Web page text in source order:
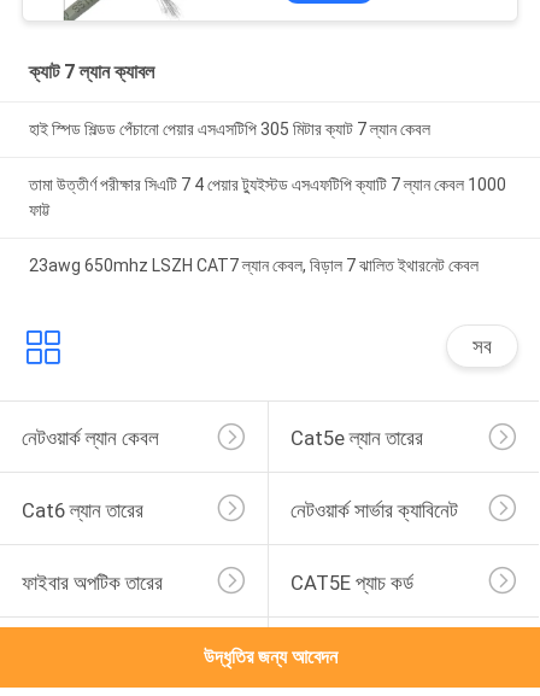
ক্যাট 7 ল্যান ক্যাবল
হাই স্পিড শিল্ডড পেঁচানো পেয়ার এসএসটিপি 305 মিটার ক্যাট 7 ল্যান কেবল
তামা উত্তীর্ণ পরীক্ষার সিএটি 7 4 পেয়ার ট্যুইস্টড এসএফটিপি ক্যাটি 7 ল্যান কেবল 1000
ফাট্ট
23awg 650mhz LSZH CAT7 ল্যান কেবল, বিড়াল 7 ঝালিত ইথারনেট কেবল
সব
নেটওয়ার্ক ল্যান কেবল Cat5e ল্যান তারের
Cat6 ল্যান তারের নেটওয়ার্ক সার্ভার ক্যাবিনেট
ফাইবার অপটিক তারের CAT5E প্যাচ কর্ড
নেটওয়ার্ক কেবল সমাবেশ
উদ্ধৃতির জন্য আবেদন